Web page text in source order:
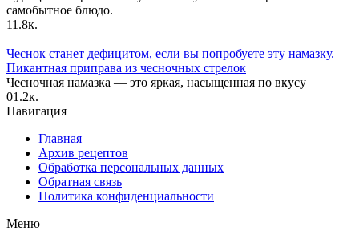
самобытное блюдо.
11.8к.
Чеснок станет дефицитом, если вы попробуете эту намазку.
Пикантная приправа из чесночных стрелок
Чесночная намазка — это яркая, насыщенная по вкусу
01.2к.
Навигация
Главная
Архив рецептов
Обработка персональных данных
Обратная связь
Политика конфиденциальности
Меню